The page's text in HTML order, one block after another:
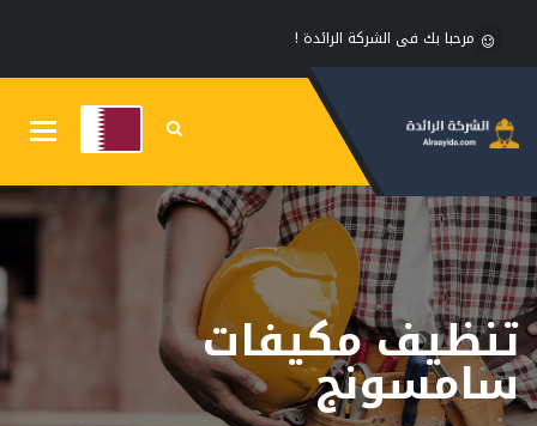
مرحبا بك فى الشركة الرائدة !
تنظيف مكيفات
سامسونج